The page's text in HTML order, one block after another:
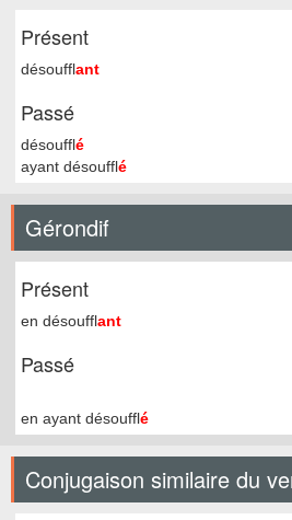
Présent
désoufflant
Passé
désoufflé
ayant désoufflé
Gérondif
Présent
en désoufflant
Passé
en ayant désoufflé
Conjugaison similaire du